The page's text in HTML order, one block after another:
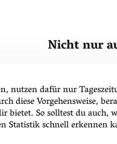
Nicht nur
nutzen dafür nur
diese Vorgehensweise,
bietet. So solltest du
Statistik schnell erkennen